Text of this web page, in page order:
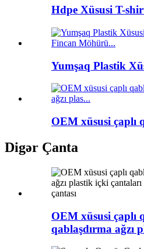
Hdpe Xüsusi T-
Yumşaq Plastik
OEM xüsusi çaplı
Digər Çanta
OEM xüsusi çaplı
qablaşdırma ağzı